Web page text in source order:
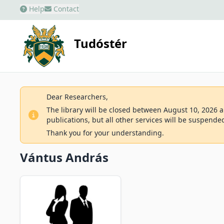
Help Contact
Tudóstér
Dear Researchers,
The library will be closed between August 10,
publications, but all other services will be
Thank you for your understanding.
Vántus András